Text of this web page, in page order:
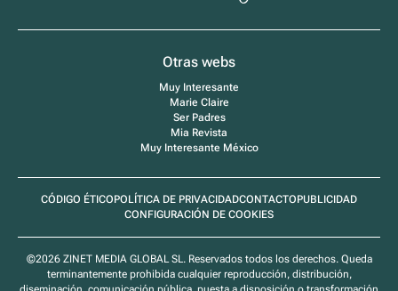
Otras webs
Muy Interesante
Marie Claire
Ser Padres
Mia Revista
Muy Interesante México
CÓDIGO ÉTICOPOLÍTICA DE PRIVACIDADCONTACTOPUBLICIDAD
CONFIGURACIÓN DE COOKIES
©2026 ZINET MEDIA GLOBAL SL. Reservados todos los derechos. Queda
terminantemente prohibida cualquier reproducción, distribución,